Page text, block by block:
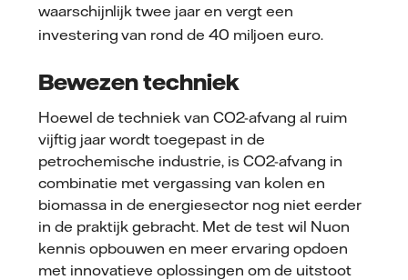
waarschijnlijk twee jaar en vergt een
investering van rond de 40 miljoen euro.
Bewezen techniek
Hoewel de techniek van CO2-afvang al ruim
vijftig jaar wordt toegepast in de
petrochemische industrie, is CO2-afvang in
combinatie met vergassing van kolen en
biomassa in de energiesector nog niet eerder
in de praktijk gebracht. Met de test wil Nuon
kennis opbouwen en meer ervaring opdoen
met innovatieve oplossingen om de uitstoot